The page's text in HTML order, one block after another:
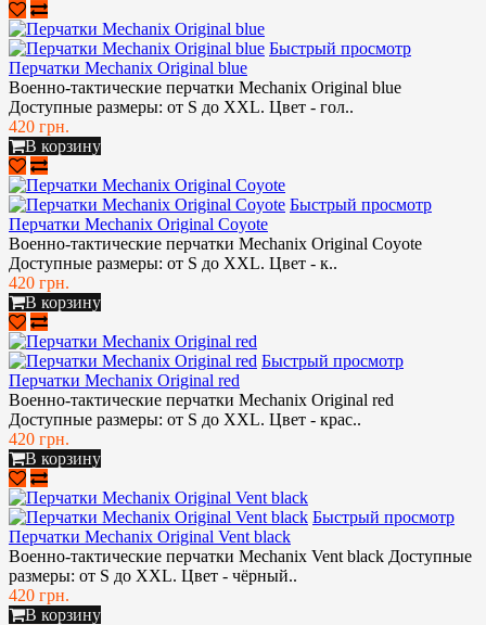
Быстрый просмотр
Перчатки Mechanix Original blue
Военно-тактические перчатки Mechanix Original blue
Доступные размеры: от S до XXL. Цвет - гол..
420 грн.
В корзину
Быстрый просмотр
Перчатки Mechanix Original Coyote
Военно-тактические перчатки Mechanix Original Coyote
Доступные размеры: от S до XXL. Цвет - к..
420 грн.
В корзину
Быстрый просмотр
Перчатки Mechanix Original red
Военно-тактические перчатки Mechanix Original red
Доступные размеры: от S до XXL. Цвет - крас..
420 грн.
В корзину
Быстрый просмотр
Перчатки Mechanix Original Vent black
Военно-тактические перчатки Mechanix Vent black Доступные
размеры: от S до XXL. Цвет - чёрный..
420 грн.
В корзину